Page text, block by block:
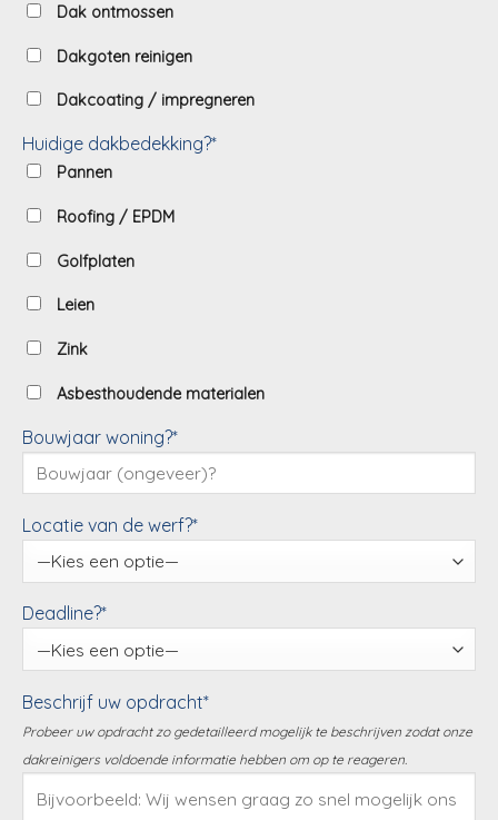
Dak ontmossen
Dakgoten reinigen
Dakcoating / impregneren
Huidige dakbedekking?*
Pannen
Roofing / EPDM
Golfplaten
Leien
Zink
Asbesthoudende materialen
Bouwjaar woning?*
Locatie van de werf?*
Deadline?*
Beschrijf uw opdracht*
Probeer uw opdracht zo gedetailleerd mogelijk te beschrijven zodat onze
dakreinigers voldoende informatie hebben om op te reageren.